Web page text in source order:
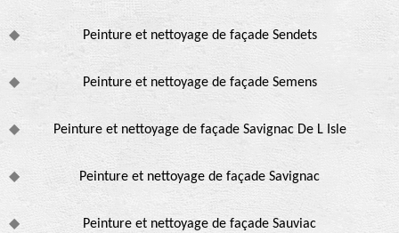
Peinture et nettoyage de façade Sendets
Peinture et nettoyage de façade Semens
Peinture et nettoyage de façade Savignac De L Isle
Peinture et nettoyage de façade Savignac
Peinture et nettoyage de façade Sauviac